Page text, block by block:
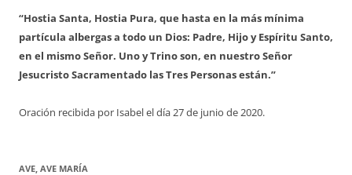
“Hostia Santa, Hostia Pura, que hasta en la más mínima
partícula albergas a todo un Dios: Padre, Hijo y Espíritu Santo,
en el mismo Señor. Uno y Trino son, en nuestro Señor
Jesucristo Sacramentado las Tres Personas están.”
Oración recibida por Isabel el día 27 de junio de 2020.
AVE, AVE MARÍA